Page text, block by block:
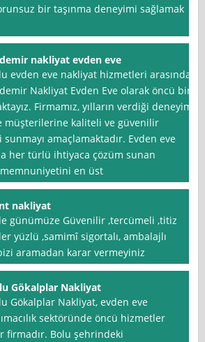
bir taşınma deneyimi sağlamak
nakliyat evden eve
evden eve nakliyat hizmetleri arasında
Nakliyat Evden Eve olarak öncü bir
Firmamız, yılların verdiği deneyim
müşterilerine kaliteli ve güvenilir
sunmayı amaçlamaktadır. Evden eve
her türlü ihtiyaca çözüm sunan
en üst
nakliyat
günümüze Güvenilir ,tercümeli ,titiz
yüzlü ,samimî sigortalı, ambalajlı
aramadan karar vermeyiniz
Gökalplar Nakliyat
Gökalplar Nakliyat, evden eve
sektöründe öncü hizmetler
firmadır. Bolu şehrindeki